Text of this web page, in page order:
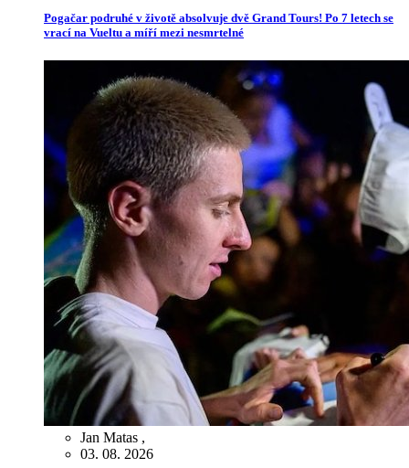
Pogačar podruhé v životě absolvuje dvě Grand Tours! Po 7 letech se
vrací na Vueltu a míří mezi nesmrtelné
Jan Matas ,
03. 08. 2026